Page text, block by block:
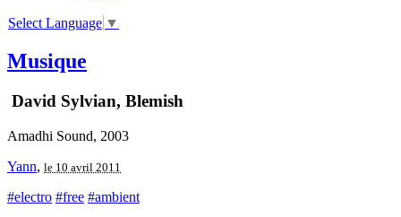
Select Language ▼
Musique
David Sylvian, Blemish
Amadhi Sound, 2003
Yann, le 10 avril 2011
#electro #free #ambient